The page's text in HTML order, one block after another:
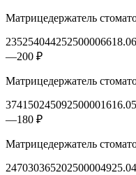
Матрицедержатель
2352540442525000066
—200 ₽
Матрицедержатель
3741502450925000016
—180 ₽
Матрицедержатель
2470303652025000049